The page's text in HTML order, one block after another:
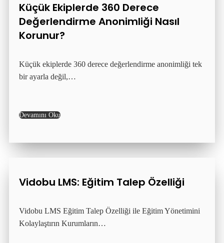
Küçük Ekiplerde 360 Derece
Değerlendirme Anonimliği Nasıl
Korunur?
Küçük ekiplerde 360 derece değerlendirme anonimliği tek
bir ayarla değil,…
Devamını Oku
Vidobu LMS: Eğitim Talep Özelliği
Vidobu LMS Eğitim Talep Özelliği ile Eğitim Yönetimini
Kolaylaştırın Kurumların…